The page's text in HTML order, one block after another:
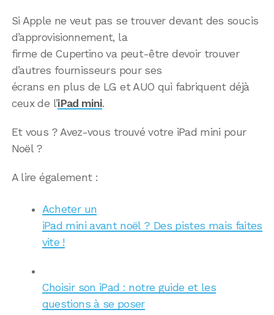
Si Apple ne veut pas se trouver devant des soucis
d’approvisionnement, la
firme de Cupertino va peut-être devoir trouver
d’autres fournisseurs pour ses
écrans en plus de LG et AUO qui fabriquent déjà
ceux de l’iPad mini.
Et vous ? Avez-vous trouvé votre iPad mini pour
Noël ?
A lire également :
Acheter un
iPad mini avant noël ? Des pistes mais faites
vite !
Choisir son iPad : notre guide et les
questions à se poser